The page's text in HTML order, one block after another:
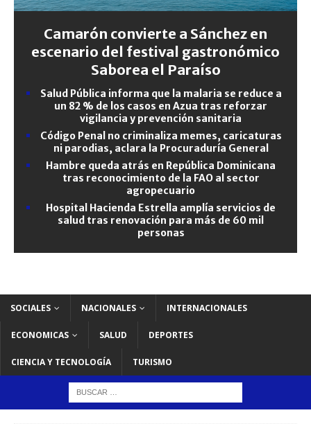
Camarón convierte a Sánchez en
escenario del festival gastronómico
Saborea el Paraíso
Salud Pública informa que la malaria se reduce a
un 82 % de los casos en Azua tras reforzar
vigilancia y prevención sanitaria
Código Penal no criminaliza memes, caricaturas
ni parodias, aclara la Procuraduría General
Hambre queda atrás en República Dominicana
tras reconocimiento de la FAO al sector
agropecuario
Hospital Hacienda Estrella amplía servicios de
salud tras renovación para más de 60 mil
personas
SOCIALES NACIONALES INTERNACIONALES
ECONOMICAS SALUD DEPORTES
CIENCIA Y TECNOLOGÍA TURISMO